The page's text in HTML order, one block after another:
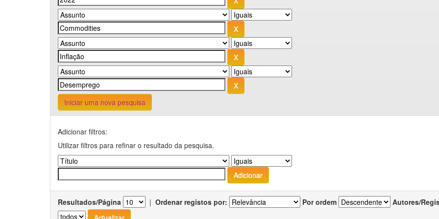
Iniciar uma nova pesquisa
Adicionar filtros:
Utilizar filtros para refinar o resultado da pesquisa.
Resultados/Página | Ordenar registos por: Por ordem Autores/